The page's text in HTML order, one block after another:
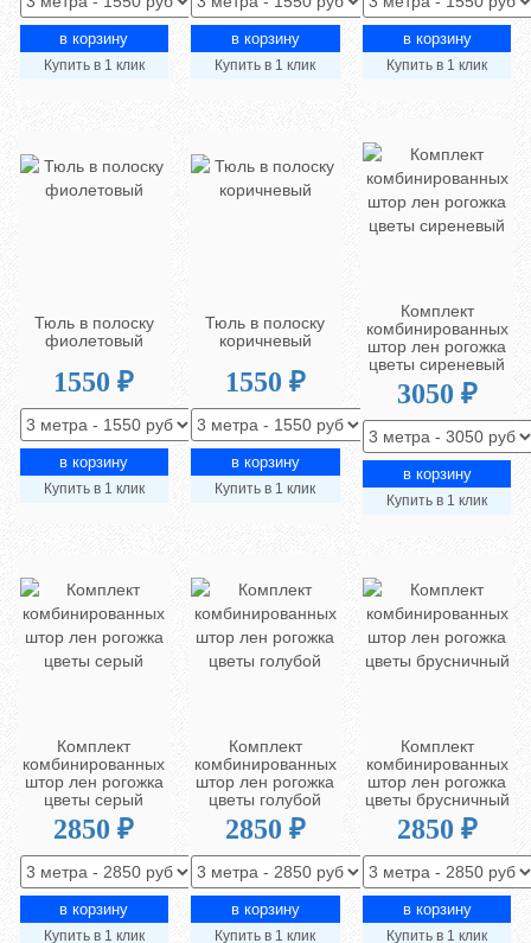
Купить в 1 клик Купить в 1 клик Купить в 1 клик
Тюль в полоску
фиолетовый
1550 ₽
Купить в 1 клик
Тюль в полоску
коричневый
1550 ₽
Купить в 1 клик
Комплект
комбинированных
штор лен рогожка
цветы сиреневый
3050 ₽
Купить в 1 клик
Комплект
комбинированных
штор лен рогожка
цветы серый
2850 ₽
Купить в 1 клик
Комплект
комбинированных
штор лен рогожка
цветы голубой
2850 ₽
Купить в 1 клик
Комплект
комбинированных
штор лен рогожка
цветы брусничный
2850 ₽
Купить в 1 клик